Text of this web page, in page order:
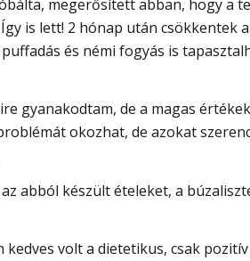
megerősített abban, hogy a
is lett! 2 hónap után csökkentek
és némi fogyás is
gyanakodtam, de a magas
okozhat, de azokat
abból készült ételeket, a
volt a dietetikus, csak